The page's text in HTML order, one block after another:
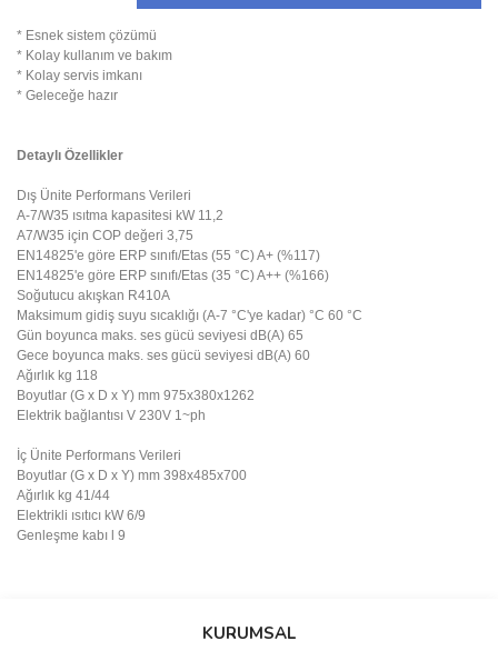
* Esnek sistem çözümü
* Kolay kullanım ve bakım
* Kolay servis imkanı
* Geleceğe hazır
Detaylı Özellikler
Dış Ünite Performans Verileri
A-7/W35 ısıtma kapasitesi kW 11,2
A7/W35 için COP değeri 3,75
EN14825'e göre ERP sınıfı/Etas (55 °C) A+ (%117)
EN14825'e göre ERP sınıfı/Etas (35 °C) A++ (%166)
Soğutucu akışkan R410A
Maksimum gidiş suyu sıcaklığı (A-7 °C'ye kadar) °C 60 °C
Gün boyunca maks. ses gücü seviyesi dB(A) 65
Gece boyunca maks. ses gücü seviyesi dB(A) 60
Ağırlık kg 118
Boyutlar (G x D x Y) mm 975x380x1262
Elektrik bağlantısı V 230V 1~ph
İç Ünite Performans Verileri
Boyutlar (G x D x Y) mm 398x485x700
Ağırlık kg 41/44
Elektrikli ısıtıcı kW 6/9
Genleşme kabı l 9
Bu ürüne ilk yorumu siz yapın!
KURUMSAL